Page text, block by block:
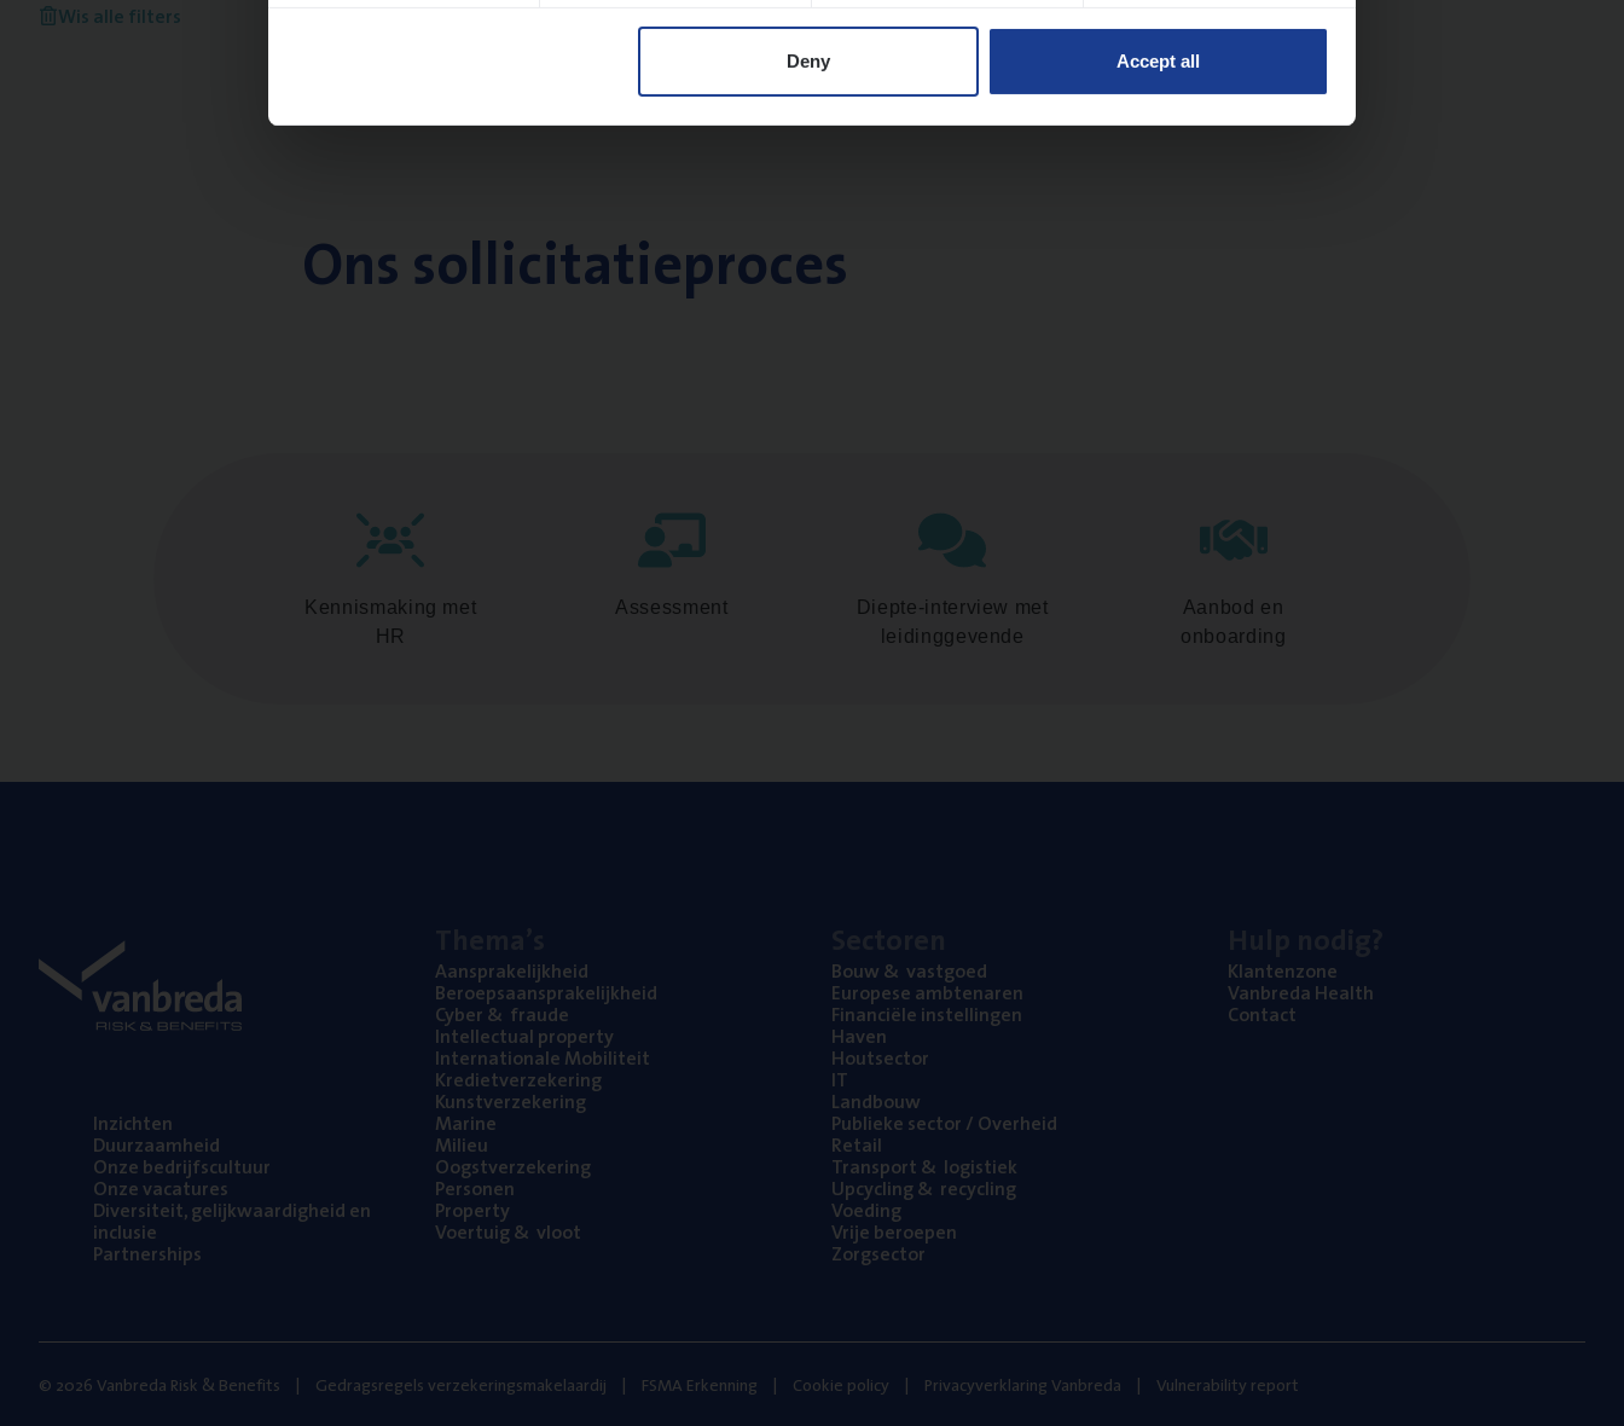
Deny Accept all
Wis alle filters
Ons sollicitatieproces
Kennismaking met
HR
Assessment
Diepte-interview met
leidinggevende
Aanbod en
onboarding
Inzich­ten
Duur­zaam­heid
Onze bedrijfs­cul­tuur
Onze vaca­tu­res
Diver­si­teit, gelijk­waar­dig­heid en
inclusie
Part­ner­ships
Aan­spra­ke­lijk­heid
Beroeps­aan­spra­ke­lijk­heid
Cyber& fraude
Intel­lec­tu­al property
Inter­na­ti­o­na­le Mobiliteit
Kre­diet­ver­ze­ke­ring
Kunst­ver­ze­ke­ring
Mari­ne
Mili­eu
Oogst­ver­ze­ke­ring
Per­so­nen
Pro­per­ty
Voer­tuig& vloot
Bouw& vastgoed
Euro­pe­se ambtenaren
Finan­ci­ë­le instellingen
Haven
Hout­sec­tor
IT
Land­bouw
Publie­ke sec­tor / Overheid
Retail
Trans­port& logistiek
Upcy­cling& recycling
Voe­ding
Vrije beroe­pen
Zorg­sec­tor
Klan­ten­zo­ne
Van­b­re­da Health
Con­tact
© 2026 Vanbreda Risk & Benefits Gedragsregels verzekeringsmakelaardij FSMA Erkenning Cookie policy Privacyverklaring Vanbreda Vulnerability report